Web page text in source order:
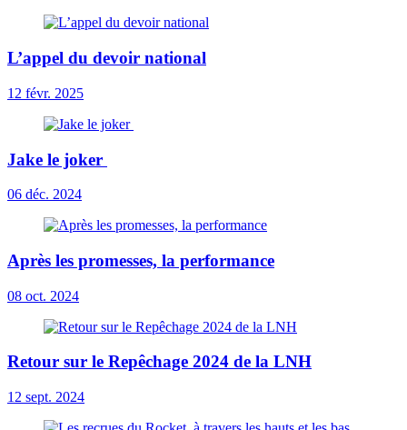
L’appel du devoir national
12 févr. 2025
Jake le joker
06 déc. 2024
Après les promesses, la performance
08 oct. 2024
Retour sur le Repêchage 2024 de la LNH
12 sept. 2024